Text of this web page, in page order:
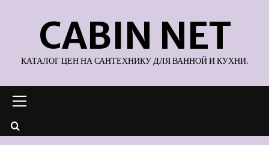
содержимомуCABIN NET
КАТАЛОГ ЦЕН НА САНТЕХНИКУ ДЛЯ ВАННОЙ И КУХНИ.
меню